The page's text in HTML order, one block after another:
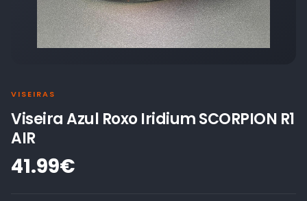
VISEIRAS
Viseira Azul Roxo Iridium SCORPION R1
AIR
41.99€